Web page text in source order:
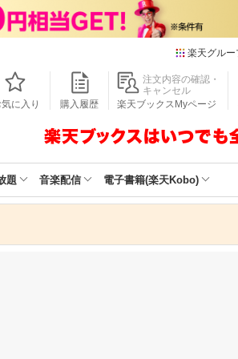
楽天グルー
本/
楽天
楽天
楽天
楽天
気に入り 購入履歴
注文内容の確認・
キャンセル
楽天ブックスMyページ
題 音楽配信 電子書籍(楽天Kobo)